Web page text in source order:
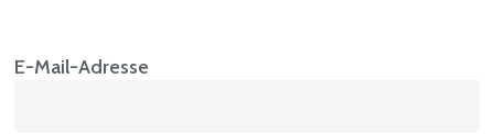
E-Mail-Adresse